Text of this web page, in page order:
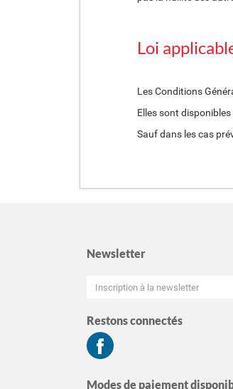
Loi
Les Conditions
Elles sont
Sauf dans les cas
Newsletter
Restons connectés
Modes de paiement